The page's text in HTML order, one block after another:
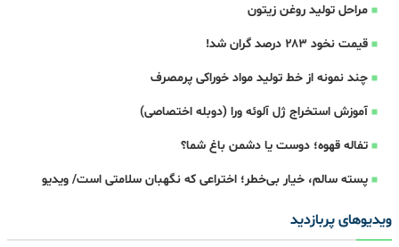
مراحل تولید روغن زیتون
قیمت نخود ۲۸۳ درصد گران شد!
چند نمونه از خط تولید مواد خوراکی پرمصرف
آموزش استخراج ژل آلوئه ورا (دوبله اختصاصی)
تفاله‌ قهوه؛ دوست یا دشمن باغ شما؟
پسته سالم، خیار بی‌خطر؛ اختراعی که نگهبان سلامتی است/ ویدیو
ویدیوهای پربازدید